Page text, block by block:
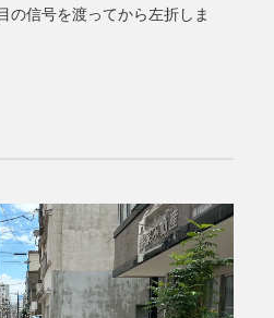
の信号を渡ってから左折しま